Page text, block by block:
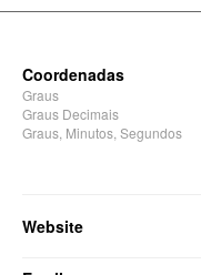
Coordenadas
Graus
Graus Decimais
Graus, Minutos, Segundos
Website